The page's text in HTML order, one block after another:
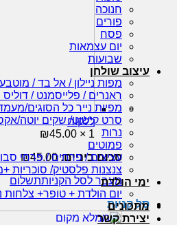
ללקוח
1 ×
₪45.00
סכום ביניים:
₪45.00
מעבר לסל הקניותתשלום
סל קניות
חנוכה
פורים
פסח
יום עצמאות
שבועות
עיצוב שולחן
מפות ניילון / אל בד /
ראנרים / פלייסמנט /
מפיות נייר כל הסוגים/
סרט קישוט/ שקים יוטה/
נרות
פמוטים
עציצים / פרחים / פרחי
צנצנות פלסטיק/ סוכריות
ימי הולדת
יום הולדת + טופר+ צלחות
מתכונים
יצירת קשר